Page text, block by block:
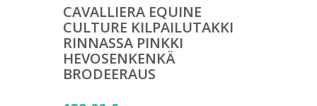
CAVALLIERA EQUINE
CULTURE KILPAILUTAKKI
RINNASSA PINKKI
HEVOSENKENKÄ
BRODEERAUS